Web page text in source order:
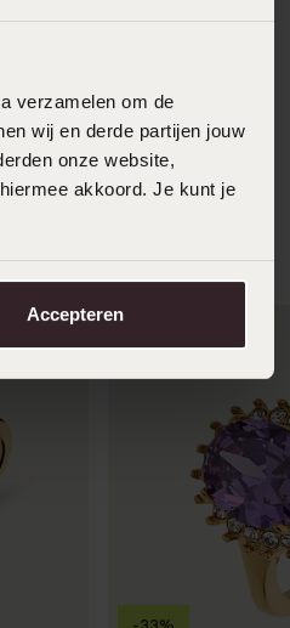
verzamelen om de
wij en derde partijen jouw
onze website,
akkoord. Je kunt je
Accepteren